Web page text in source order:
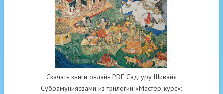
Скачать книги онлайн PDF Садгуру Шивайя
Субрамуниясвами из трилогии «Мастер-курс»: